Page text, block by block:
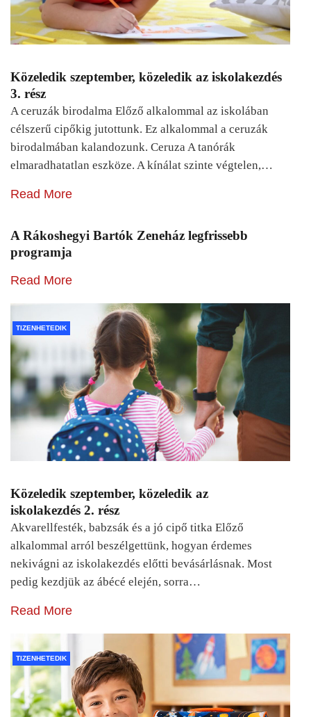
Közeledik szeptember, közeledik az iskolakezdés
3. rész
A ceruzák birodalma Előző alkalommal az iskolában
célszerű cipőkig jutottunk. Ez alkalommal a ceruzák
birodalmában kalandozunk. Ceruza A tanórák
elmaradhatatlan eszköze. A kínálat szinte végtelen,…
Read More
A Rákoshegyi Bartók Zeneház legfrissebb
programja
Read More
TIZENHETEDIK
Közeledik szeptember, közeledik az
iskolakezdés 2. rész
Akvarellfesték, babzsák és a jó cipő titka Előző
alkalommal arról beszélgettünk, hogyan érdemes
nekivágni az iskolakezdés előtti bevásárlásnak. Most
pedig kezdjük az ábécé elején, sorra…
Read More
TIZENHETEDIK